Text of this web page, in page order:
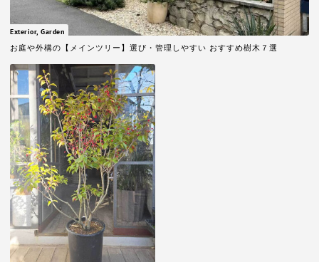
Exterior, Garden
お庭や外構の【メインツリー】選び・管理しやすい おすすめ樹木７選